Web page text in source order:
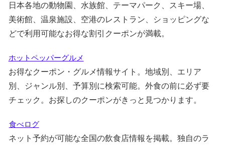
日本各地の動物園、水族館、テーマパーク、スキー場、
美術館、温泉施設、空港のレストラン、ショッピングな
どで利用可能なお得な割引クーポンが満載。
ホットペッパーグルメ
お得なクーポン・グルメ情報サイト。地域別、エリア
別、ジャンル別、予算別に検索可能。外食の前に必ず要
チェック。お探しのクーポンがきっと見つかります。
食べログ
ネット予約が可能な全国の飲食店情報を掲載。独自のラ